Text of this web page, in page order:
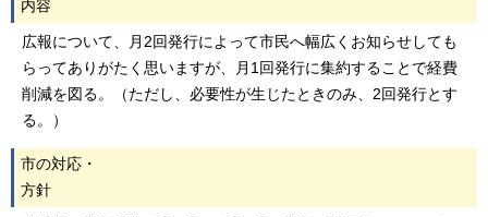
内容
広報について、月2回発行によって市民へ幅広くお知らせしても
らってありがたく思いますが、月1回発行に集約することで経費
削減を図る。（ただし、必要性が生じたときのみ、2回発行とす
る。）
市の対応・
方針